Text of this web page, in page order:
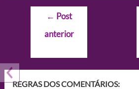
Navegação
Post
← Post
anterior
REGRAS DOS COMENTÁRIOS: